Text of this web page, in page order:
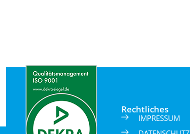
Rechtliches
IMPRESSUM